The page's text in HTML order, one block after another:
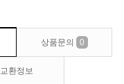
상품문의 0
교환정보